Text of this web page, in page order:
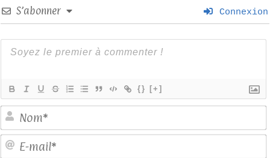
S’abonner Connexion
{} [+]